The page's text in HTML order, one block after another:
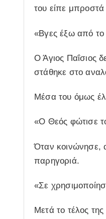
του είπε
«Βγες έξω από το
Ο Άγιος Παΐσιος
στάθηκε στο
Μέσα του όμως
«Ο Θεός φώτισε
Όταν κοινώνησε,
παρηγοριά.
«Σε
Μετά το τέλος